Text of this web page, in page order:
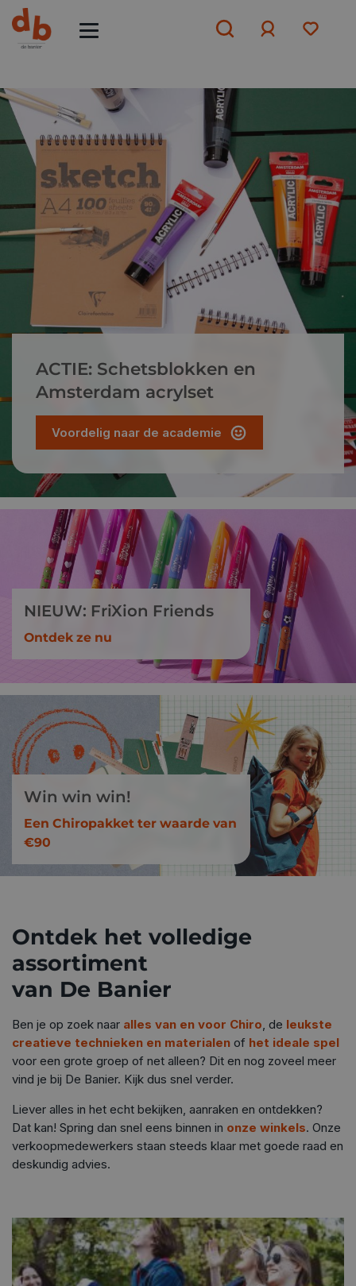
Aanmelden
of aanmelden
ACTIE: Schetsblokken en
Amsterdam acrylset
Voordelig naar de academie
NIEUW: FriXion Friends
Ontdek ze nu
Win win win!
Een Chiropakket ter waarde van
€90
Ontdek het volledige
assortiment
van De Banier
Ben je op zoek naar alles van en voor Chiro, de leukste
creatieve technieken en materialen of het ideale spel
voor een grote groep of net alleen? Dit en nog zoveel meer
vind je bij De Banier. Kijk dus snel verder.
Liever alles in het echt bekijken, aanraken en ontdekken?
Dat kan! Spring dan snel eens binnen in onze winkels. Onze
verkoopmedewerkers staan steeds klaar met goede raad en
deskundig advies.